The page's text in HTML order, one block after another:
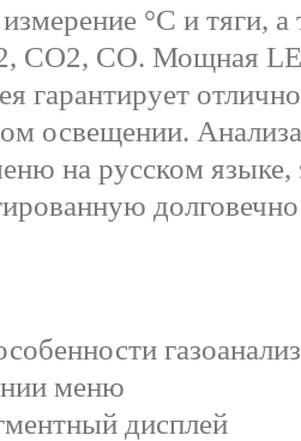
°C и тяги, а
CO2, CO. Мощная
гарантирует
освещении.
на русском
меню
дисплей